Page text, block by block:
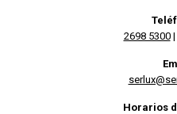
2698 5300|
Horarios